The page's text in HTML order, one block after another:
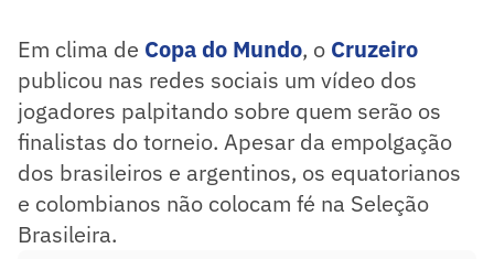
Em clima de Copa do Mundo, o Cruzeiro
publicou nas redes sociais um vídeo dos
jogadores palpitando sobre quem serão os
finalistas do torneio. Apesar da empolgação
dos brasileiros e argentinos, os equatorianos
e colombianos não colocam fé na Seleção
Brasileira.